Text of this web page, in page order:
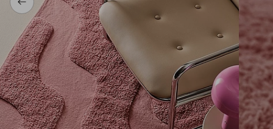
Tilbage